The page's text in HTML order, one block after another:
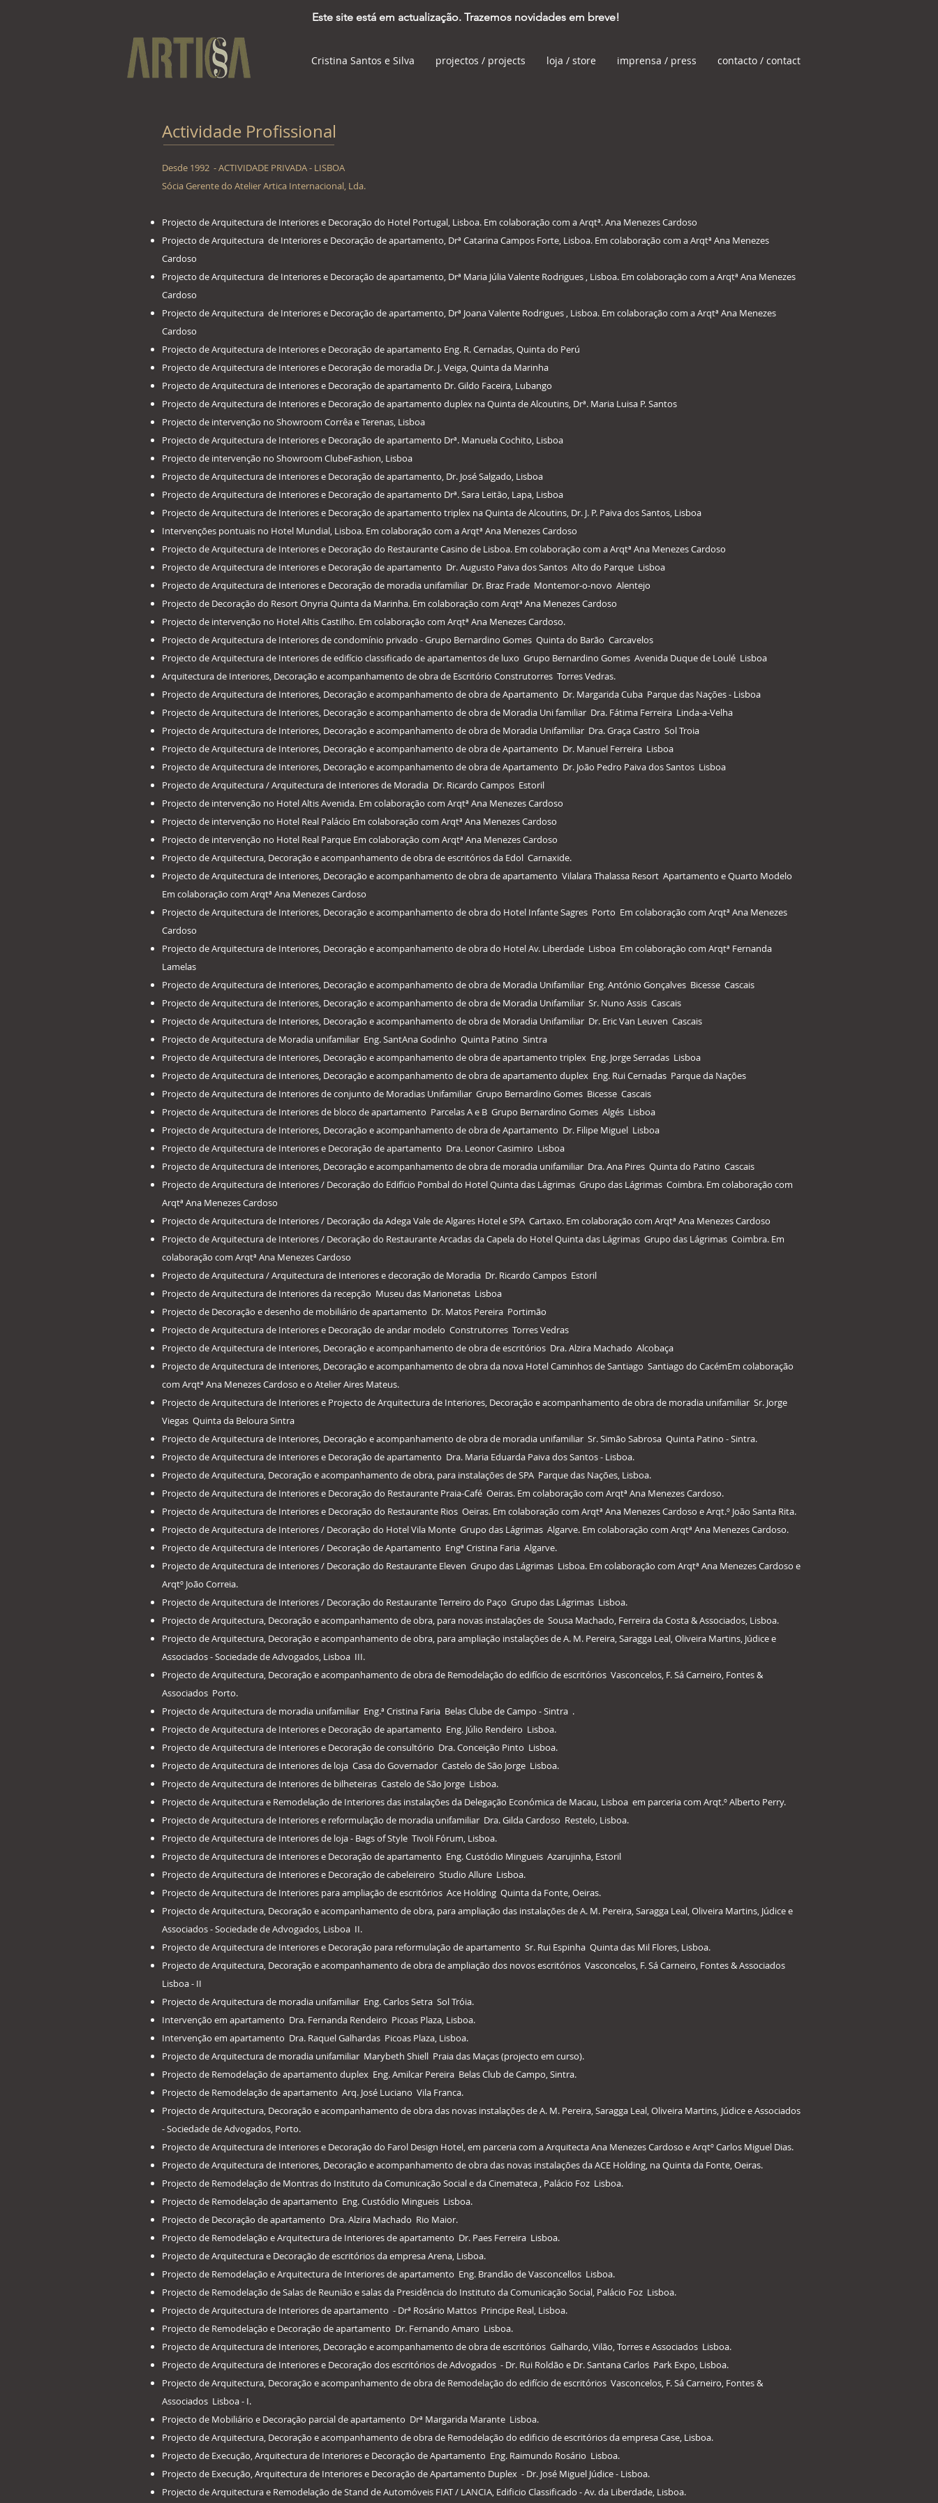
Este site está em actualização. Trazemos novidades em breve!
Cristina Santos e Silva projectos / projects loja / store imprensa / press contacto / contact
Actividade Profissional
Desde 1992 - ACTIVIDADE PRIVADA - LISBOA
Sócia Gerente do Atelier Artica Internacional, Lda.
Projecto de Arquitectura de Interiores e Decoração do Hotel Portugal, Lisboa. Em colaboração com a Arqtª. Ana Menezes Cardoso​
Projecto de Arquitectura de Interiores e Decoração de apartamento, Drª Catarina Campos Forte, Lisboa. Em colaboração com a Arqtª Ana Menezes
Cardoso
Projecto de Arquitectura de Interiores e Decoração de apartamento, Drª Maria Júlia Valente Rodrigues , Lisboa. Em colaboração com a Arqtª Ana Menezes
Cardoso
Projecto de Arquitectura de Interiores e Decoração de apartamento, Drª Joana Valente Rodrigues , Lisboa. Em colaboração com a Arqtª Ana Menezes
Cardoso
Projecto de Arquitectura de Interiores e Decoração de apartamento Eng. R. Cernadas, Quinta do Perú
Projecto de Arquitectura de Interiores e Decoração de moradia Dr. J. Veiga, Quinta da Marinha
Projecto de Arquitectura de Interiores e Decoração de apartamento Dr. Gildo Faceira, Lubango
Projecto de Arquitectura de Interiores e Decoração de apartamento duplex na Quinta de Alcoutins, Drª. Maria Luisa P. Santos
Projecto de intervenção no Showroom Corrêa e Terenas, Lisboa
Projecto de Arquitectura de Interiores e Decoração de apartamento Drª. Manuela Cochito, Lisboa
Projecto de intervenção no Showroom ClubeFashion, Lisboa
​Projecto de Arquitectura de Interiores e Decoração de apartamento, Dr. José Salgado, Lisboa
Projecto de Arquitectura de Interiores e Decoração de apartamento Drª. Sara Leitão, Lapa, Lisboa
Projecto de Arquitectura de Interiores e Decoração de apartamento triplex na Quinta de Alcoutins, Dr. J. P. Paiva dos Santos, Lisboa
Intervenções pontuais no Hotel Mundial, Lisboa. Em colaboração com a Arqtª Ana Menezes Cardoso
​Projecto de Arquitectura de Interiores e Decoração do Restaurante Casino de Lisboa. Em colaboração com a Arqtª Ana Menezes Cardoso
Projecto de Arquitectura de Interiores e Decoração de apartamento Dr. Augusto Paiva dos Santos Alto do Parque Lisboa
Projecto de Arquitectura de Interiores e Decoração de moradia unifamiliar Dr. Braz Frade Montemor-o-novo Alentejo
Projecto de Decoração do Resort Onyria Quinta da Marinha. Em colaboração com Arqtª Ana Menezes Cardoso
Projecto de intervenção no Hotel Altis Castilho. Em colaboração com Arqtª Ana Menezes Cardoso.
Projecto de Arquitectura de Interiores de condomínio privado - Grupo Bernardino Gomes Quinta do Barão Carcavelos
Projecto de Arquitectura de Interiores de edifício classificado de apartamentos de luxo Grupo Bernardino Gomes Avenida Duque de Loulé Lisboa
Arquitectura de Interiores, Decoração e acompanhamento de obra de Escritório Construtorres Torres Vedras.
Projecto de Arquitectura de Interiores, Decoração e acompanhamento de obra de Apartamento Dr. Margarida Cuba Parque das Nações - Lisboa
Projecto de Arquitectura de Interiores, Decoração e acompanhamento de obra de Moradia Uni familiar Dra. Fátima Ferreira Linda-a-Velha
Projecto de Arquitectura de Interiores, Decoração e acompanhamento de obra de Moradia Unifamiliar Dra. Graça Castro Sol Troia
Projecto de Arquitectura de Interiores, Decoração e acompanhamento de obra de Apartamento Dr. Manuel Ferreira Lisboa
Projecto de Arquitectura de Interiores, Decoração e acompanhamento de obra de Apartamento Dr. João Pedro Paiva dos Santos Lisboa
Projecto de Arquitectura / Arquitectura de Interiores de Moradia Dr. Ricardo Campos Estoril
Projecto de intervenção no Hotel Altis Avenida. Em colaboração com Arqtª Ana Menezes Cardoso
Projecto de intervenção no Hotel Real Palácio Em colaboração com Arqtª Ana Menezes Cardoso
Projecto de intervenção no Hotel Real Parque Em colaboração com Arqtª Ana Menezes Cardoso
Projecto de Arquitectura, Decoração e acompanhamento de obra de escritórios da Edol Carnaxide.
Projecto de Arquitectura de Interiores, Decoração e acompanhamento de obra de apartamento Vilalara Thalassa Resort Apartamento e Quarto Modelo
Em colaboração com Arqtª Ana Menezes Cardoso
Projecto de Arquitectura de Interiores, Decoração e acompanhamento de obra do Hotel Infante Sagres Porto Em colaboração com Arqtª Ana Menezes
Cardoso
Projecto de Arquitectura de Interiores, Decoração e acompanhamento de obra do Hotel Av. Liberdade Lisboa Em colaboração com Arqtª Fernanda
Lamelas
Projecto de Arquitectura de Interiores, Decoração e acompanhamento de obra de Moradia Unifamiliar Eng. António Gonçalves Bicesse Cascais
Projecto de Arquitectura de Interiores, Decoração e acompanhamento de obra de Moradia Unifamiliar Sr. Nuno Assis Cascais
Projecto de Arquitectura de Interiores, Decoração e acompanhamento de obra de Moradia Unifamiliar Dr. Eric Van Leuven Cascais
​Projecto de Arquitectura de Moradia unifamiliar Eng. SantAna Godinho Quinta Patino Sintra
​Projecto de Arquitectura de Interiores, Decoração e acompanhamento de obra de apartamento triplex Eng. Jorge Serradas Lisboa
​Projecto de Arquitectura de Interiores, Decoração e acompanhamento de obra de apartamento duplex Eng. Rui Cernadas Parque da Nações
​Projecto de Arquitectura de Interiores de conjunto de Moradias Unifamiliar Grupo Bernardino Gomes Bicesse Cascais
​Projecto de Arquitectura de Interiores de bloco de apartamento Parcelas A e B Grupo Bernardino Gomes Algés Lisboa
​Projecto de Arquitectura de Interiores, Decoração e acompanhamento de obra de Apartamento Dr. Filipe Miguel Lisboa
​Projecto de Arquitectura de Interiores e Decoração de apartamento Dra. Leonor Casimiro Lisboa
​Projecto de Arquitectura de Interiores, Decoração e acompanhamento de obra de moradia unifamiliar Dra. Ana Pires Quinta do Patino Cascais
​Projecto de Arquitectura de Interiores / Decoração do Edifício Pombal do Hotel Quinta das Lágrimas Grupo das Lágrimas Coimbra. Em colaboração com
Arqtª Ana Menezes Cardoso
​Projecto de Arquitectura de Interiores / Decoração da Adega Vale de Algares Hotel e SPA Cartaxo. Em colaboração com Arqtª Ana Menezes Cardoso
​Projecto de Arquitectura de Interiores / Decoração do Restaurante Arcadas da Capela do Hotel Quinta das Lágrimas Grupo das Lágrimas Coimbra. Em
colaboração com Arqtª Ana Menezes Cardoso
​Projecto de Arquitectura / Arquitectura de Interiores e decoração de Moradia Dr. Ricardo Campos Estoril
​Projecto de Arquitectura de Interiores da recepção Museu das Marionetas Lisboa
​Projecto de Decoração e desenho de mobiliário de apartamento Dr. Matos Pereira Portimão
​Projecto de Arquitectura de Interiores e Decoração de andar modelo Construtorres Torres Vedras
​Projecto de Arquitectura de Interiores, Decoração e acompanhamento de obra de escritórios Dra. Alzira Machado Alcobaça
​Projecto de Arquitectura de Interiores, Decoração e acompanhamento de obra da nova Hotel Caminhos de Santiago Santiago do CacémEm colaboração
com Arqtª Ana Menezes Cardoso e o Atelier Aires Mateus.
​Projecto de Arquitectura de Interiores e Projecto de Arquitectura de Interiores, Decoração e acompanhamento de obra de moradia unifamiliar Sr. Jorge
Viegas Quinta da Beloura Sintra
​Projecto de Arquitectura de Interiores, Decoração e acompanhamento de obra de moradia unifamiliar Sr. Simão Sabrosa Quinta Patino - Sintra.
​Projecto de Arquitectura de Interiores e Decoração de apartamento Dra. Maria Eduarda Paiva dos Santos - Lisboa.
​Projecto de Arquitectura, Decoração e acompanhamento de obra, para instalações de SPA Parque das Nações, Lisboa.
​Projecto de Arquitectura de Interiores e Decoração do Restaurante Praia-Café Oeiras. Em colaboração com Arqtª Ana Menezes Cardoso.
​Projecto de Arquitectura de Interiores e Decoração do Restaurante Rios Oeiras. Em colaboração com Arqtª Ana Menezes Cardoso e Arqt.º João Santa Rita.
​Projecto de Arquitectura de Interiores / Decoração do Hotel Vila Monte Grupo das Lágrimas Algarve. Em colaboração com Arqtª Ana Menezes Cardoso.
​Projecto de Arquitectura de Interiores / Decoração de Apartamento Engª Cristina Faria Algarve.
​Projecto de Arquitectura de Interiores / Decoração do Restaurante Eleven Grupo das Lágrimas Lisboa. Em colaboração com Arqtª Ana Menezes Cardoso e
Arqtº João Correia.
​Projecto de Arquitectura de Interiores / Decoração do Restaurante Terreiro do Paço Grupo das Lágrimas Lisboa.
​Projecto de Arquitectura, Decoração e acompanhamento de obra, para novas instalações de Sousa Machado, Ferreira da Costa & Associados, Lisboa.
​Projecto de Arquitectura, Decoração e acompanhamento de obra, para ampliação instalações de A. M. Pereira, Saragga Leal, Oliveira Martins, Júdice e
Associados - Sociedade de Advogados, Lisboa III.
​Projecto de Arquitectura, Decoração e acompanhamento de obra de Remodelação do edifício de escritórios Vasconcelos, F. Sá Carneiro, Fontes &
Associados Porto.
​Projecto de Arquitectura de moradia unifamiliar Eng.ª Cristina Faria Belas Clube de Campo - Sintra .
​Projecto de Arquitectura de Interiores e Decoração de apartamento Eng. Júlio Rendeiro Lisboa.
​Projecto de Arquitectura de Interiores e Decoração de consultório Dra. Conceição Pinto Lisboa.
​Projecto de Arquitectura de Interiores de loja Casa do Governador Castelo de São Jorge Lisboa.
​Projecto de Arquitectura de Interiores de bilheteiras Castelo de São Jorge Lisboa.
​Projecto de Arquitectura e Remodelação de Interiores das instalações da Delegação Económica de Macau, Lisboa em parceria com Arqt.º Alberto Perry.
​Projecto de Arquitectura de Interiores e reformulação de moradia unifamiliar Dra. Gilda Cardoso Restelo, Lisboa.
​Projecto de Arquitectura de Interiores de loja - Bags of Style Tivoli Fórum, Lisboa.
​Projecto de Arquitectura de Interiores e Decoração de apartamento Eng. Custódio Mingueis Azarujinha, Estoril
​Projecto de Arquitectura de Interiores e Decoração de cabeleireiro Studio Allure Lisboa.
​Projecto de Arquitectura de Interiores para ampliação de escritórios Ace Holding Quinta da Fonte, Oeiras.
​Projecto de Arquitectura, Decoração e acompanhamento de obra, para ampliação das instalações de A. M. Pereira, Saragga Leal, Oliveira Martins, Júdice e
Associados - Sociedade de Advogados, Lisboa II.
​Projecto de Arquitectura de Interiores e Decoração para reformulação de apartamento Sr. Rui Espinha Quinta das Mil Flores, Lisboa.
​Projecto de Arquitectura, Decoração e acompanhamento de obra de ampliação dos novos escritórios Vasconcelos, F. Sá Carneiro, Fontes & Associados
Lisboa - II
​Projecto de Arquitectura de moradia unifamiliar Eng. Carlos Setra Sol Tróia.
​Intervenção em apartamento Dra. Fernanda Rendeiro Picoas Plaza, Lisboa.
​Intervenção em apartamento Dra. Raquel Galhardas Picoas Plaza, Lisboa.
​Projecto de Arquitectura de moradia unifamiliar Marybeth Shiell Praia das Maças (projecto em curso).
​Projecto de Remodelação de apartamento duplex Eng. Amilcar Pereira Belas Club de Campo, Sintra.
​Projecto de Remodelação de apartamento Arq. José Luciano Vila Franca.
Projecto de Arquitectura, Decoração e acompanhamento de obra das novas instalações de A. M. Pereira, Saragga Leal, Oliveira Martins, Júdice e Associados
- Sociedade de Advogados, Porto.
​Projecto de Arquitectura de Interiores e Decoração do Farol Design Hotel, em parceria com a Arquitecta Ana Menezes Cardoso e Arqtº Carlos Miguel Dias.
​Projecto de Arquitectura de Interiores, Decoração e acompanhamento de obra das novas instalações da ACE Holding, na Quinta da Fonte, Oeiras.
​Projecto de Remodelação de Montras do Instituto da Comunicação Social e da Cinemateca , Palácio Foz Lisboa.
​Projecto de Remodelação de apartamento Eng. Custódio Mingueis Lisboa.
​Projecto de Decoração de apartamento Dra. Alzira Machado Rio Maior.
​Projecto de Remodelação e Arquitectura de Interiores de apartamento Dr. Paes Ferreira Lisboa.
​Projecto de Arquitectura e Decoração de escritórios da empresa Arena, Lisboa.
​Projecto de Remodelação e Arquitectura de Interiores de apartamento Eng. Brandão de Vasconcellos Lisboa.
​Projecto de Remodelação de Salas de Reunião e salas da Presidência do Instituto da Comunicação Social, Palácio Foz Lisboa.
​Projecto de Arquitectura de Interiores de apartamento - Drª Rosário Mattos Principe Real, Lisboa.
​Projecto de Remodelação e Decoração de apartamento Dr. Fernando Amaro Lisboa.
​Projecto de Arquitectura de Interiores, Decoração e acompanhamento de obra de escritórios Galhardo, Vilão, Torres e Associados Lisboa.
​Projecto de Arquitectura de Interiores e Decoração dos escritórios de Advogados - Dr. Rui Roldão e Dr. Santana Carlos Park Expo, Lisboa.
​Projecto de Arquitectura, Decoração e acompanhamento de obra de Remodelação do edifício de escritórios Vasconcelos, F. Sá Carneiro, Fontes &
Associados Lisboa - I.
​Projecto de Mobiliário e Decoração parcial de apartamento Drª Margarida Marante Lisboa.
Projecto de Arquitectura, Decoração e acompanhamento de obra de Remodelação do edificio de escritórios da empresa Case, Lisboa.
Projecto de Execução, Arquitectura de Interiores e Decoração de Apartamento Eng. Raimundo Rosário Lisboa.
Projecto de Execução, Arquitectura de Interiores e Decoração de Apartamento Duplex - Dr. José Miguel Júdice - Lisboa.
Projecto de Arquitectura e Remodelação de Stand de Automóveis FIAT / LANCIA, Edificio Classificado - Av. da Liberdade, Lisboa.